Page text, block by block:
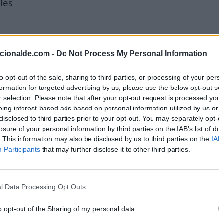
- Do Not Process My Personal Information
opt-out of the sale, sharing to third parties, or processing of your
for targeted advertising by us, please use the below opt-out
selection. Please note that after your opt-out request is processed
interest-based ads based on personal information utilized by us
to third parties prior to your opt-out. You may separately
of your personal information by third parties on the IAB’s list of
This information may also be disclosed by us to third parties on the
Participants that may further disclose it to other third parties.
Data Processing Opt Outs
opt-out of the Sharing of my personal data.
es condenado a 150 años de prisión por cometer
de Wall Street, de alrededor de 65.000 millones de
en Piccadilly Circus, Londres. Evitando un